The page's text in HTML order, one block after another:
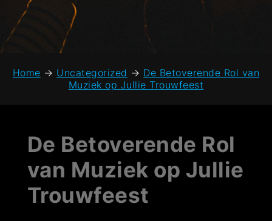
Home → Uncategorized → De Betoverende Rol van
Muziek op Jullie Trouwfeest
De Betoverende Rol
van Muziek op Jullie
Trouwfeest